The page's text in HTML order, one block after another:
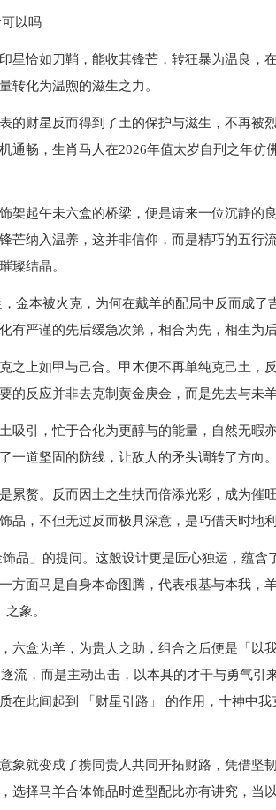
星恰如刀鞘，能收其锋芒，转狂暴为温良，
转化为温煦的滋生之力。
的财星反而得到了土的保护与滋生，不再被
通畅，生肖马人在2026年值太岁自刑之年仿
架起午未六盒的桥梁，便是请来一位沉静的
芒纳入温养，这并非信仰，而是精巧的五行
璨结晶。
金本被火克，为何在戴羊的配局中反而成了
有严谨的先后缓急次第，相合为先，相生为后
之上如甲与己合。甲木便不再单纯克己土，
的反应并非去克制黄金庚金，而是先去与未羊
吸引，忙于合化为更醇与的能量，自然无暇
一道坚固的防线，让敌人的矛头调转了方向。
累赘。反而因土之生扶而倍添光彩，成为催
品，不但无过反而极具深意，是巧借天时地
品」的提问。这般设计更是匠心独运，蕴含
方面马是自身本命图腾，代表根基与本我，
象。
六盒为羊，为贵人之助，组合之后便是「以
流，而是主动出击，以本具的才干与勇气引
在此间起到 「财星引路」 的作用，十神中
象就变成了携同贵人共同开拓财路，凭借坚
选择马羊合体饰品时造型配比亦有讲究，当